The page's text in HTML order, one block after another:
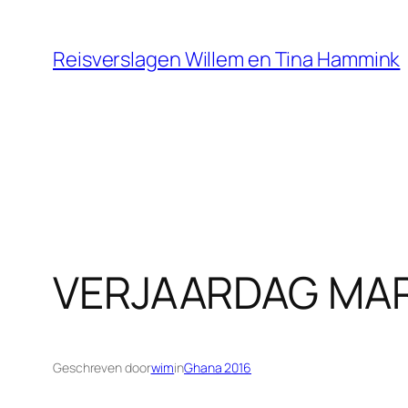
Reisverslagen Willem en Tina Hammink
VERJAARDAG
Geschreven doorwiminGhana 2016